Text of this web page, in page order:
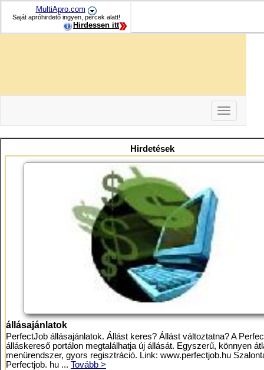
MultiApro.com
Saját apróhirdető ingyen, percek alatt!
Hirdessen itt
Toggle
navigation
-
-
Hirdetések
állásajánlatok
PerfectJob állásajánlatok. Állást keres? Állást változtatna? A
álláskereső portálon megtalálhatja új állását. Egyszerű, könnyen
menürendszer, gyors regisztráció. Link: www.perfectjob.hu
Perfectjob. hu ... Tovább >